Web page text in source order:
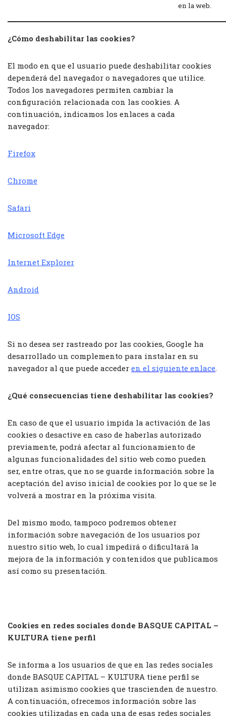
en la web.
¿Cómo deshabilitar las cookies?
El modo en que el usuario puede deshabilitar cookies
dependerá del navegador o navegadores que utilice.
Todos los navegadores permiten cambiar la
configuración relacionada con las cookies. A
continuación, indicamos los enlaces a cada
navegador:
Firefox
Chrome
Safari
Microsoft Edge
Internet Explorer
Android
IOS
Si no desea ser rastreado por las cookies, Google ha
desarrollado un complemento para instalar en su
navegador al que puede acceder en el siguiente enlace.
¿Qué consecuencias tiene deshabilitar las cookies?
En caso de que el usuario impida la activación de las
cookies o desactive en caso de haberlas autorizado
previamente, podrá afectar al funcionamiento de
algunas funcionalidades del sitio web como pueden
ser, entre otras, que no se guarde información sobre la
aceptación del aviso inicial de cookies por lo que se le
volverá a mostrar en la próxima visita.
Del mismo modo, tampoco podremos obtener
información sobre navegación de los usuarios por
nuestro sitio web, lo cual impedirá o dificultará la
mejora de la información y contenidos que publicamos
así como su presentación.
Cookies en redes sociales donde BASQUE CAPITAL –
KULTURA tiene perfil
Se informa a los usuarios de que en las redes sociales
donde BASQUE CAPITAL – KULTURA tiene perfil se
utilizan asimismo cookies que trascienden de nuestro.
A continuación, ofrecemos información sobre las
cookies utilizadas en cada una de esas redes sociales